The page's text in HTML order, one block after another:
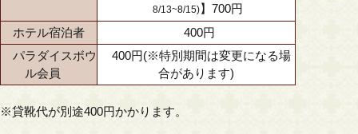
8/13~8/15)】700円
ホテル宿泊者
400円
パラダイスボウ
ル会員
400円(※特別期間は変更になる場
合があります)
※貸靴代が別途400円かかります。